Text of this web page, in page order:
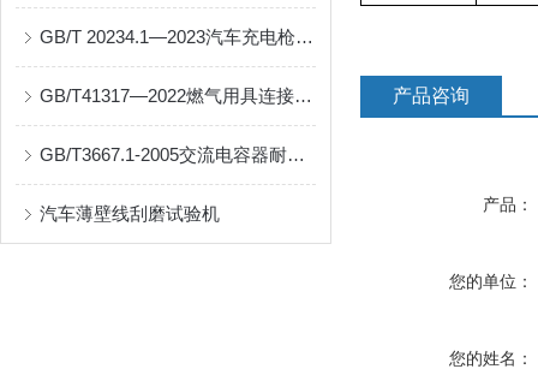
GB/T 20234.1—2023汽车充电枪轮胎碾压试验机
GB/T41317—2022燃气用具连接用不锈钢波纹软管
GB/T3667.1-2005交流电容器耐久性试验台
汽车薄壁线刮磨试验机
产品咨询
产品：
您的单位：
您的姓名：